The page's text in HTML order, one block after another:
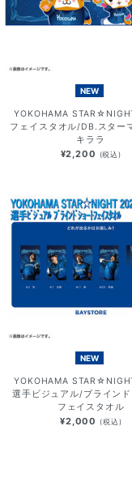
NEW
YOKOHAMA
フェイスタオル/DB.スター
キララ
¥2,200 (税込)
NEW
YOKOHAMA
選手ビジュアル/ブラインド
フェイスタオル
¥2,000 (税込)